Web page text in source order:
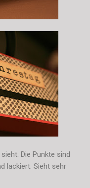
Die Punkte sind
lackiert. Sieht sehr